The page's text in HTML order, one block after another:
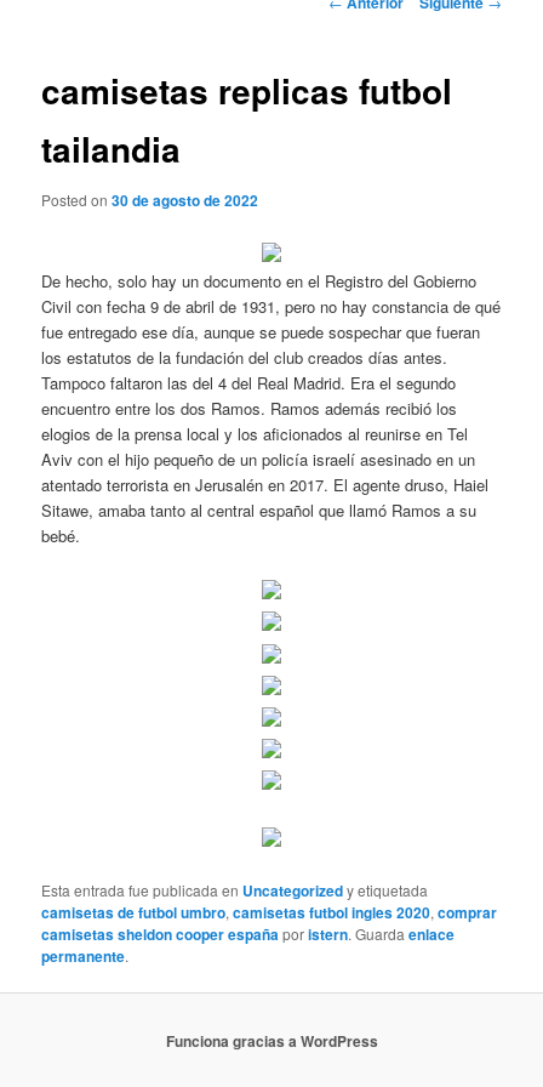
camisetas replicas futbol
tailandia
Posted on30 de agosto de 2022
De hecho, solo hay un documento en el Registro del Gobierno
Civil con fecha 9 de abril de 1931, pero no hay constancia de qué
fue entregado ese día, aunque se puede sospechar que fueran
los estatutos de la fundación del club creados días antes.
Tampoco faltaron las del 4 del Real Madrid. Era el segundo
encuentro entre los dos Ramos. Ramos además recibió los
elogios de la prensa local y los aficionados al reunirse en Tel
Aviv con el hijo pequeño de un policía israelí asesinado en un
atentado terrorista en Jerusalén en 2017. El agente druso, Haiel
Sitawe, amaba tanto al central español que llamó Ramos a su
bebé.
Esta entrada fue publicada en Uncategorizedy etiquetada
camisetas de futbol umbro,camisetas futbol ingles 2020,comprar
camisetas sheldon cooper españa poristern. Guardaenlace
permanente.
Funciona gracias a WordPress